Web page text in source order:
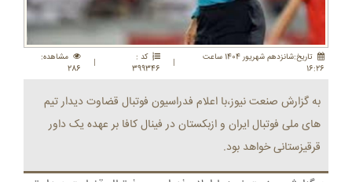
تاريخ:شانزدهم شهريور 1404 ساعت
16:26
|
کد :
399346
|
مشاهده:
286
به گزارش صنعت نیوز،با اعلام فدراسیون فوتبال قضاوت دیدار تیم
های ملی فوتبال ایران و ازبکستان در فینال کافا بر عهده یک داور
قرقیزستانی خواهد بود.